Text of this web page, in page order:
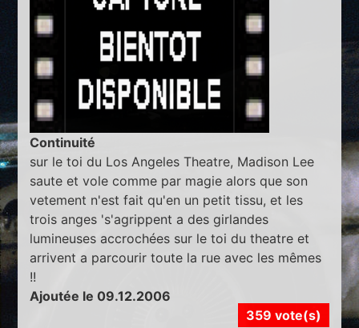
Continuité
sur le toi du Los Angeles Theatre, Madison Lee
saute et vole comme par magie alors que son
vetement n'est fait qu'en un petit tissu, et les
trois anges 's'agrippent a des girlandes
lumineuses accrochées sur le toi du theatre et
arrivent a parcourir toute la rue avec les mêmes
!!
Ajoutée le 09.12.2006
359 vote(s)